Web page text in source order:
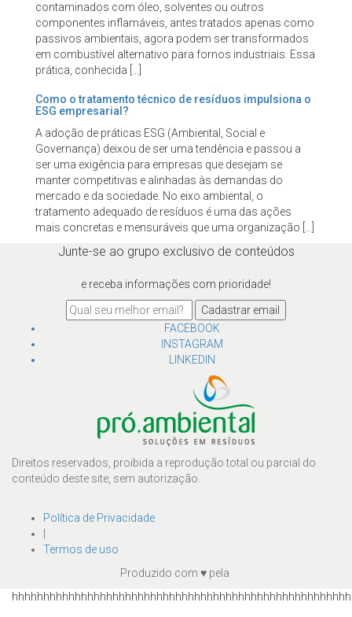
contaminados com óleo, solventes ou outros
componentes inflamáveis, antes tratados apenas como
passivos ambientais, agora podem ser transformados
em combustível alternativo para fornos industriais. Essa
prática, conhecida […]
Como o tratamento técnico de resíduos impulsiona o
ESG empresarial?
A adoção de práticas ESG (Ambiental, Social e
Governança) deixou de ser uma tendência e passou a
ser uma exigência para empresas que desejam se
manter competitivas e alinhadas às demandas do
mercado e da sociedade. No eixo ambiental, o
tratamento adequado de resíduos é uma das ações
mais concretas e mensuráveis que uma organização […]
Junte-se ao grupo exclusivo de conteúdos
e receba informações com prioridade!
Cadastrar email
FACEBOOK
INSTAGRAM
LINKEDIN
Direitos reservados, proibida a reprodução total ou parcial do
conteúdo deste site, sem autorização.
Política de Privacidade
Termos de uso
Produzido com ♥ pela